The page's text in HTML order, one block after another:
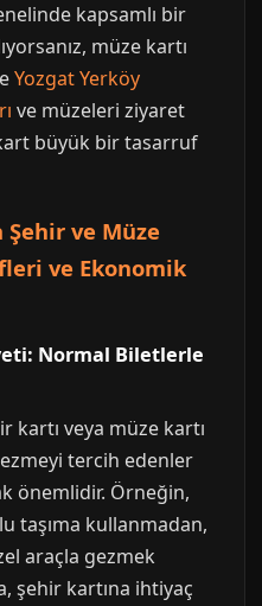
kapsamlı bir
müze kartı
Yozgat Yerköy
ve müzeleri ziyaret
büyük bir tasarruf
Şehir ve Müze
ve Ekonomik
Normal Biletlerle
kartı veya müze kartı
tercih edenler
önemlidir. Örneğin,
taşıma kullanmadan,
araçla gezmek
şehir kartına ihtiyaç